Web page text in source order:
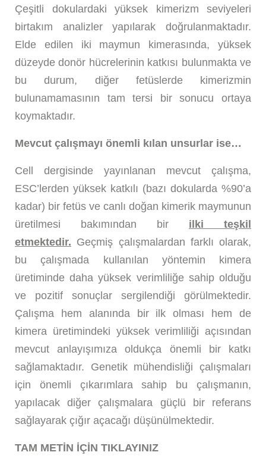
Çeşitli dokulardaki yüksek kimerizm seviyeleri
birtakım analizler yapılarak doğrulanmaktadır.
Elde edilen iki maymun kimerasında, yüksek
düzeyde donör hücrelerinin katkısı bulunmakta ve
bu durum, diğer fetüslerde kimerizmin
bulunamamasının tam tersi bir sonucu ortaya
koymaktadır.
Mevcut çalışmayı önemli kılan unsurlar ise…
Cell dergisinde yayınlanan mevcut çalışma,
ESC’lerden yüksek katkılı (bazı dokularda %90’a
kadar) bir fetüs ve canlı doğan kimerik maymunun
üretilmesi bakımından bir ilki teşkil
etmektedir. Geçmiş çalışmalardan farklı olarak,
bu çalışmada kullanılan yöntemin kimera
üretiminde daha yüksek verimliliğe sahip olduğu
ve pozitif sonuçlar sergilendiği görülmektedir.
Çalışma hem alanında bir ilk olması hem de
kimera üretimindeki yüksek verimliliği açısından
mevcut anlayışımıza oldukça önemli bir katkı
sağlamaktadır. Genetik mühendisliği çalışmaları
için önemli çıkarımlara sahip bu çalışmanın,
yapılacak diğer çalışmalara güçlü bir referans
sağlayarak çığır açacağı düşünülmektedir.
TAM METİN İÇİN TIKLAYINIZ